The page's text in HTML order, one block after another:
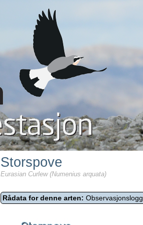
Storspove
Eurasian Curlew (Numenius arquata)
Rådata for denne arten: Observasjonslogg